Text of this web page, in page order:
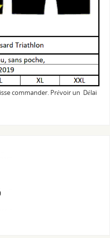
commander. Prévoir un Délai